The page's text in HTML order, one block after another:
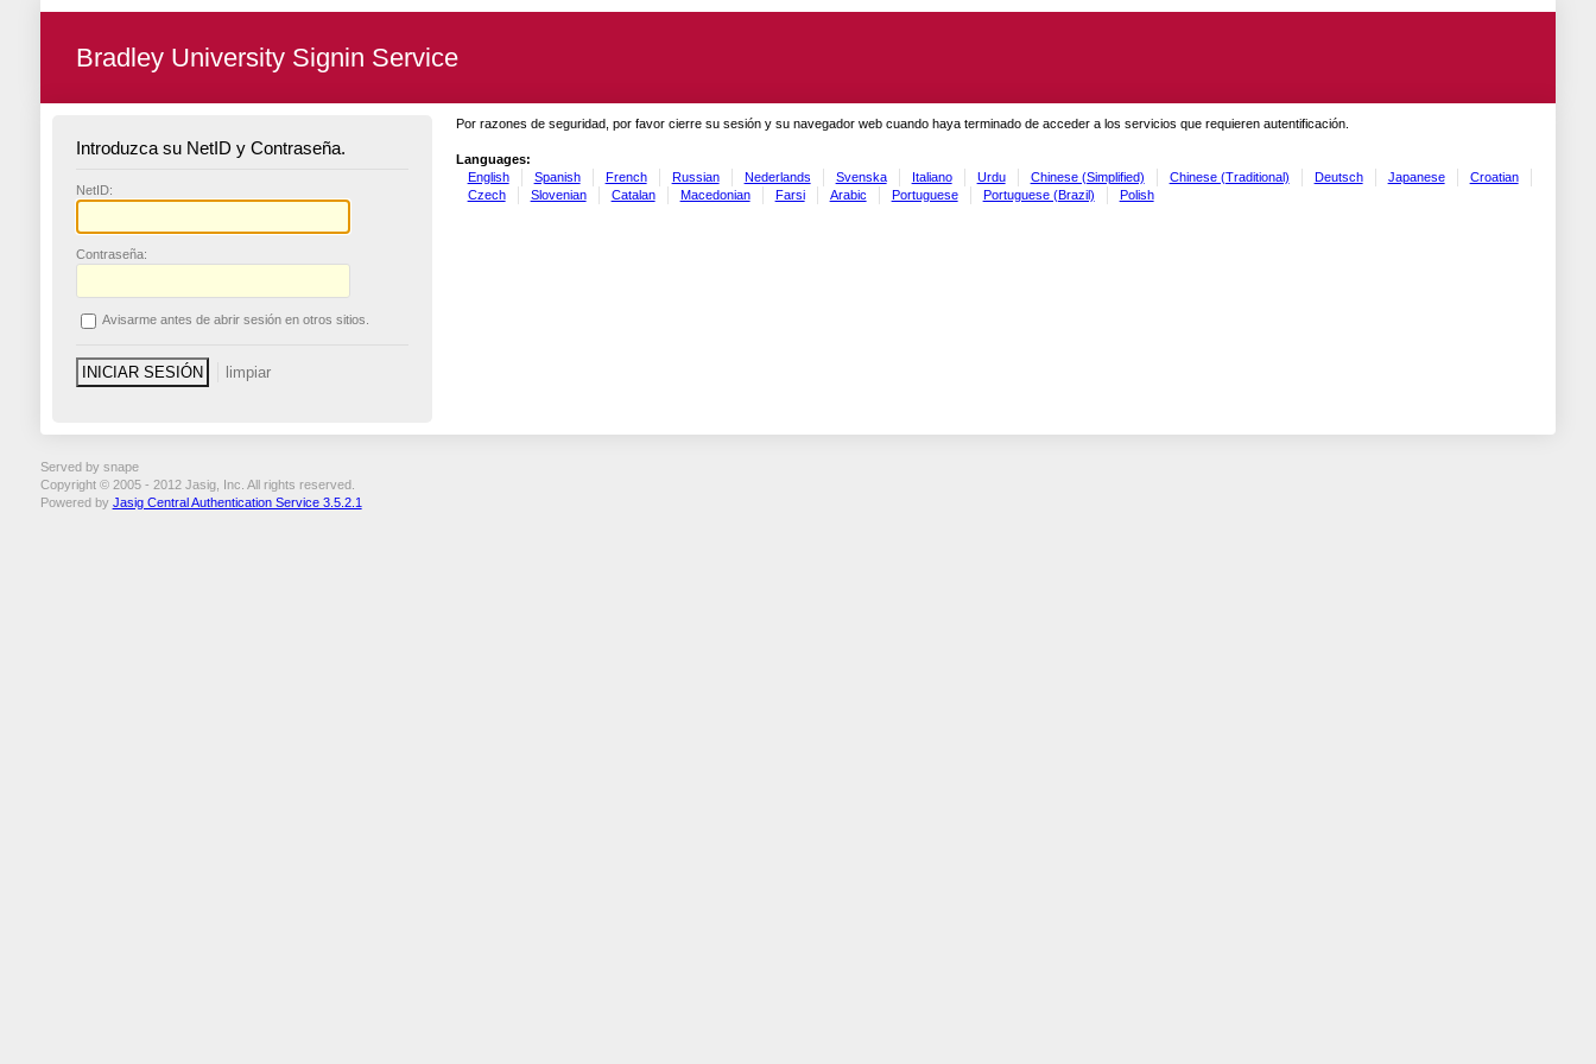
Bradley University Signin Service
Introduzca su NetID y Contraseña.
NetID:
Contraseña:
Avisarme antes de abrir sesión en otros sitios.
Por razones de seguridad, por favor cierre su sesión y su navegador web cuando haya terminado de acceder a los servicios que requieren autentificación.
Languages:
English
Spanish French Russian Nederlands Svenska Italiano Urdu Chinese (Simplified) Chinese (Traditional) Deutsch Japanese
Croatian
Czech
Slovenian Catalan Macedonian Farsi Arabic Portuguese Portuguese (Brazil) Polish
Served by snape
Copyright © 2005 - 2012 Jasig, Inc. All rights reserved.
Powered by Jasig Central Authentication Service 3.5.2.1